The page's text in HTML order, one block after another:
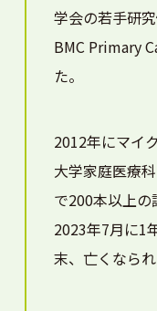
学会の若手研
BMC Primary
た。
2012年にマイ
大学家庭医療
で200本以上の
2023年7月に1
末、亡くなられ